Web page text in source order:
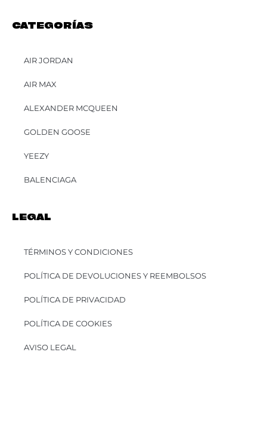
CATEGORÍAS
AIR JORDAN
AIR MAX
ALEXANDER MCQUEEN
GOLDEN GOOSE
YEEZY
BALENCIAGA
LEGAL
TÉRMINOS Y CONDICIONES
POLÍTICA DE DEVOLUCIONES Y REEMBOLSOS
POLÍTICA DE PRIVACIDAD
POLÍTICA DE COOKIES
AVISO LEGAL